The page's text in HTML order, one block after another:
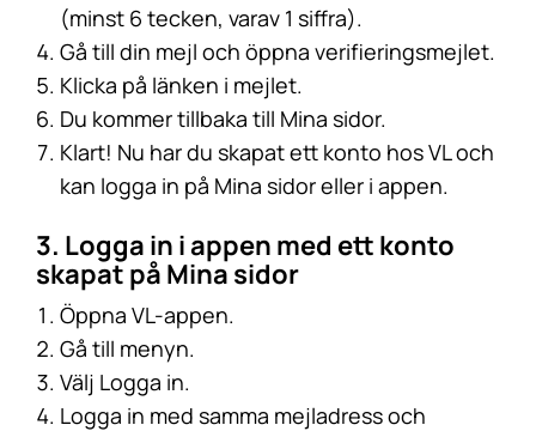
(minst 6 tecken, varav 1 siffra).
Gå till din mejl och öppna verifieringsmejlet.
Klicka på länken i mejlet.
Du kommer tillbaka till Mina sidor.
Klart! Nu har du skapat ett konto hos VL och
kan logga in på Mina sidor eller i appen.
3. Logga in i appen med ett konto
skapat på Mina sidor
Öppna VL-appen.
Gå till menyn.
Välj Logga in.
Logga in med samma mejladress och